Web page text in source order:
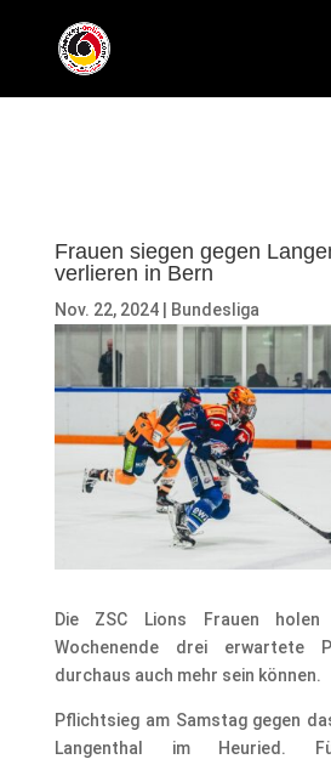
Frauen siegen gegen
verlieren in Bern
Nov. 22, 2024| Bundesliga
Die ZSC Lions Frauen
Wochenende drei erwartete
durchaus auch mehr sein können.
Pflichtsieg am Samstag gegen
Langenthal im Heuried.